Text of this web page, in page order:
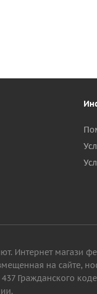
Интернет магази
на сайте,
Гражданского